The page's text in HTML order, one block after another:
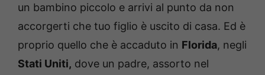
un bambino piccolo e arrivi al punto da non
accorgerti che tuo figlio è uscito di casa. Ed è
proprio quello che è accaduto in Florida, negli
Stati Uniti, dove un padre, assorto nel